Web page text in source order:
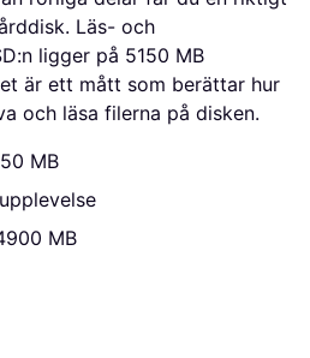
Läs- och
ligger på 5150 MB
är ett mått som berättar hur
och läsa filerna på disken.
MB
MB